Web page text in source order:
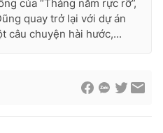
của “Tháng năm rực rỡ”,
quay trở lại với dự án
câu chuyện hài hước,...